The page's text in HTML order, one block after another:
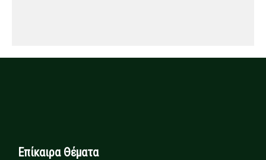
Επίκαιρα Θέματα